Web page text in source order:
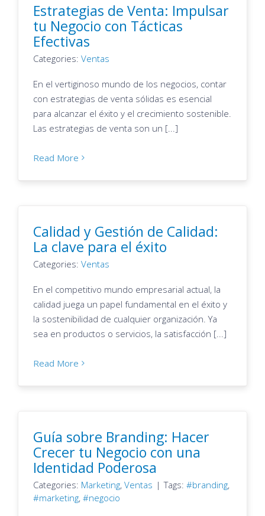
Estrategias de Venta: Impulsar
tu Negocio con Tácticas
Efectivas
Categories: Ventas
En el vertiginoso mundo de los negocios, contar
con estrategias de venta sólidas es esencial
para alcanzar el éxito y el crecimiento sostenible.
Las estrategias de venta son un [...]
Read More
Calidad y Gestión de Calidad:
La clave para el éxito
Categories: Ventas
En el competitivo mundo empresarial actual, la
calidad juega un papel fundamental en el éxito y
la sostenibilidad de cualquier organización. Ya
sea en productos o servicios, la satisfacción [...]
Read More
Guía sobre Branding: Hacer
Crecer tu Negocio con una
Identidad Poderosa
Categories: Marketing, Ventas | Tags: branding,
marketing, negocio